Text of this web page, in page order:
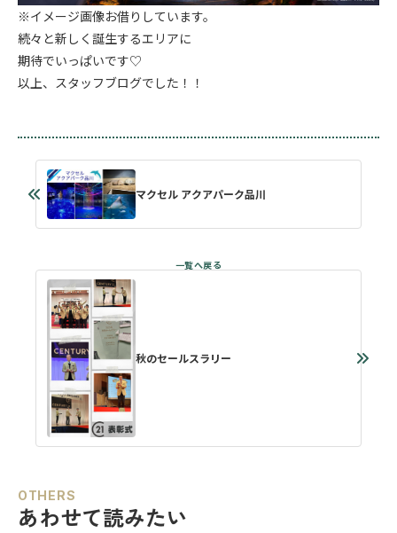
※イメージ画像お借りしています。
続々と新しく誕生するエリアに
期待でいっぱいです♡
以上、スタッフブログでした！！
マクセル アクアパーク品川
秋のセールスラリー
OTHERS
あわせて読みたい